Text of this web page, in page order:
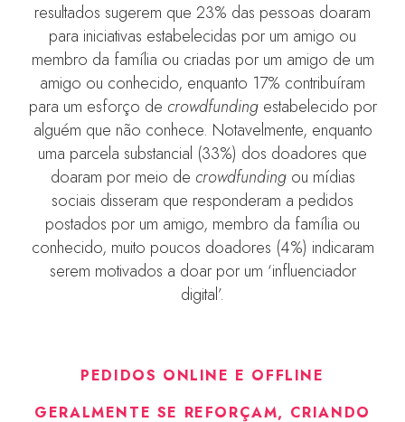
resultados sugerem que 23% das pessoas doaram
para iniciativas estabelecidas por um amigo ou
membro da família ou criadas por um amigo de um
amigo ou conhecido, enquanto 17% contribuíram
para um esforço de crowdfundingestabelecido por
alguém que não conhece. Notavelmente, enquanto
uma parcela substancial (33%) dos doadores que
doaram por meio de crowdfundingou mídias
sociais disseram que responderam a pedidos
postados por um amigo, membro da família ou
conhecido, muito poucos doadores (4%) indicaram
serem motivados a doar por um ‘influenciador
digital’.
PEDIDOS ONLINE E OFFLINE
GERALMENTE SE REFORÇAM, CRIANDO